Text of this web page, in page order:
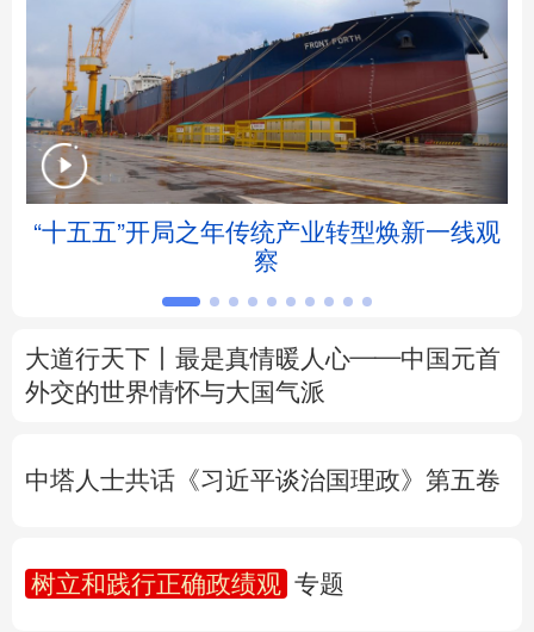
地方频道
北京 天津 河北 山西
辽宁 吉林 上海 江苏
浙江 安徽 福建 江西
四川 贵州 云南
“十五五”开局之年传统产业转型焕新一线观
察
大道行天下丨最是真情暖人心——中国元首
外交的世界情怀与大国气派
中塔人士共话《习近平谈治国理政》第五卷
树立和践行正确政绩观 专题